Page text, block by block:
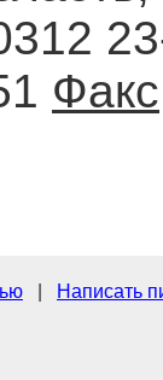
Факс
Написать